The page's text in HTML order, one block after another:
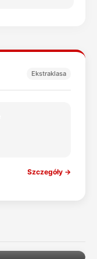
Ekstraklasa
Szczegóły →